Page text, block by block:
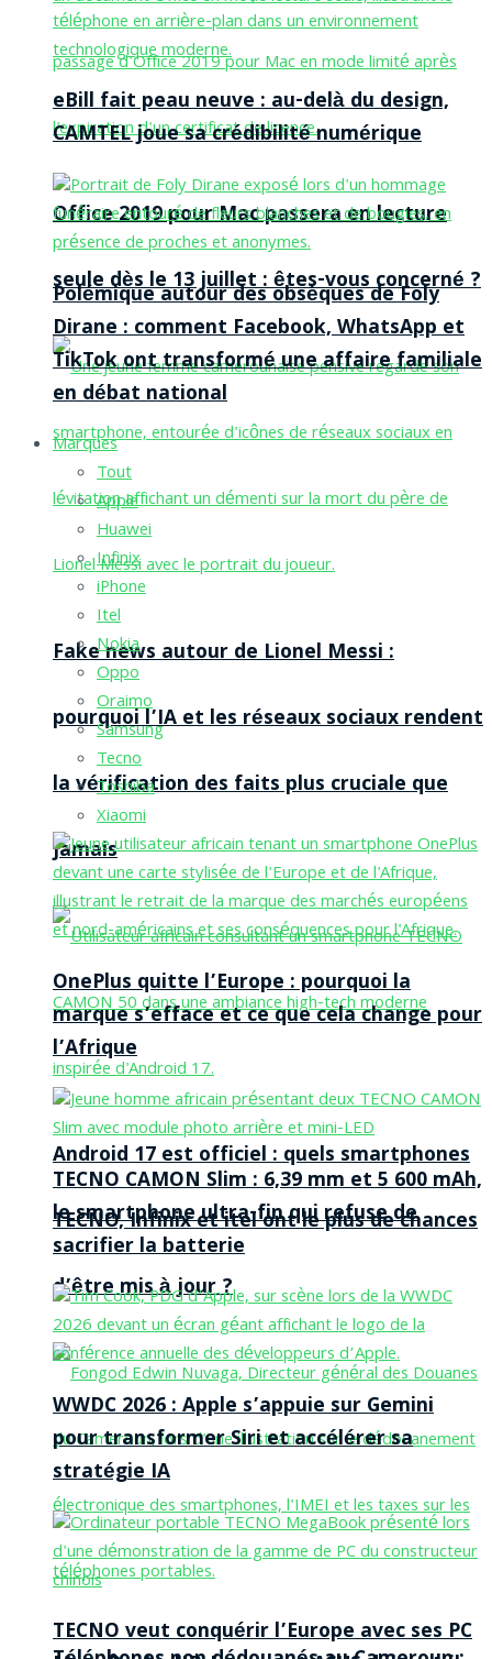
Office 2019 pour Mac passera en lecture
seule dès le 13 juillet : êtes-vous concerné ?
Fake news autour de Lionel Messi :
pourquoi l’IA et les réseaux sociaux rendent
la vérification des faits plus cruciale que
jamais
Android 17 est officiel : quels smartphones
TECNO, Infinix et itel ont le plus de chances
d’être mis à jour ?
eBill fait peau neuve : au-delà du design,
CAMTEL joue sa crédibilité numérique
Polémique autour des obsèques de Foly
Dirane : comment Facebook, WhatsApp et
TikTok ont transformé une affaire familiale
en débat national
Marques
Tout
Apple
Huawei
Infinix
iPhone
Itel
Nokia
Oppo
Oraimo
Samsung
Tecno
Toshiba
Xiaomi
OnePlus quitte l’Europe : pourquoi la
marque s’efface et ce que cela change pour
l’Afrique
TECNO CAMON Slim : 6,39 mm et 5 600 mAh,
le smartphone ultra-fin qui refuse de
sacrifier la batterie
WWDC 2026 : Apple s’appuie sur Gemini
pour transformer Siri et accélérer sa
stratégie IA
TECNO veut conquérir l’Europe avec ses PC